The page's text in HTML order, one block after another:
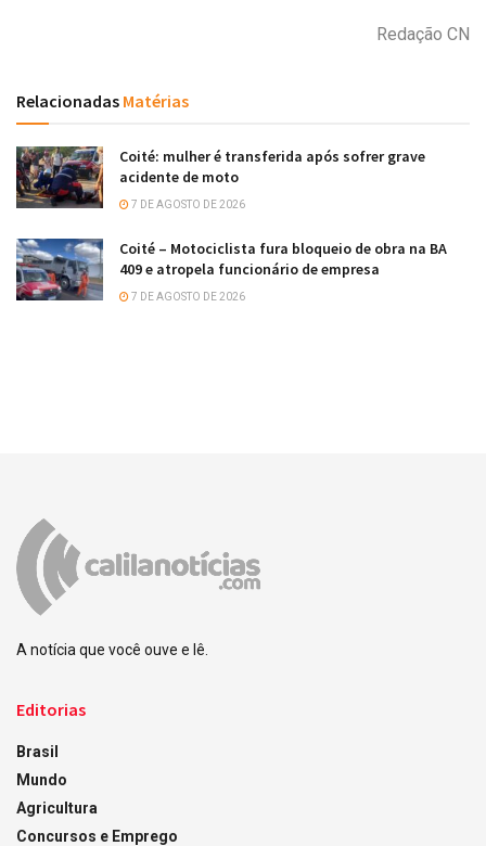
Redação CN
Relacionadas Matérias
Coité: mulher é transferida após sofrer grave
acidente de moto
7 DE AGOSTO DE 2026
Coité – Motociclista fura bloqueio de obra na BA
409 e atropela funcionário de empresa
7 DE AGOSTO DE 2026
A notícia que você ouve e lê.
Editorias
Brasil
Mundo
Agricultura
Concursos e Emprego